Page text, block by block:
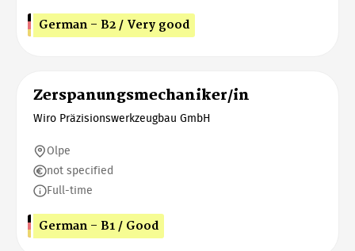
German - B2 / Very good
Zerspanungsmechaniker/in
Wiro Präzisionswerkzeugbau GmbH
Olpe
not specified
Full-time
German - B1 / Good